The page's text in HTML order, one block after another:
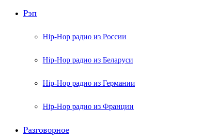
Рэп
Hip-Hop радио из России
Hip-Hop радио из Беларуси
Hip-Hop радио из Германии
Hip-Hop радио из Франции
Разговорное